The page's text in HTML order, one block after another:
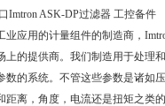
Imtron ASK-DP过滤器 工控备件
业应用的计量组件的制造商，
上的提供商。我们制造用于处理和
数的系统。不管这些参数是诸如压
距离，角度，电流还是扭矩之类的